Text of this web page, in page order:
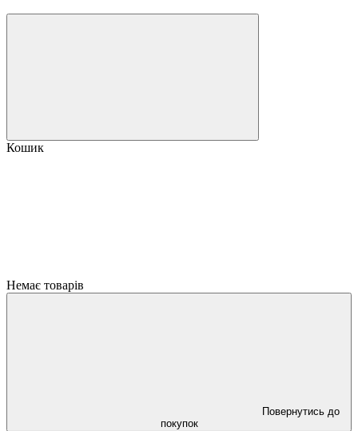
Кошик
Немає товарів
Повернутись до
покупок